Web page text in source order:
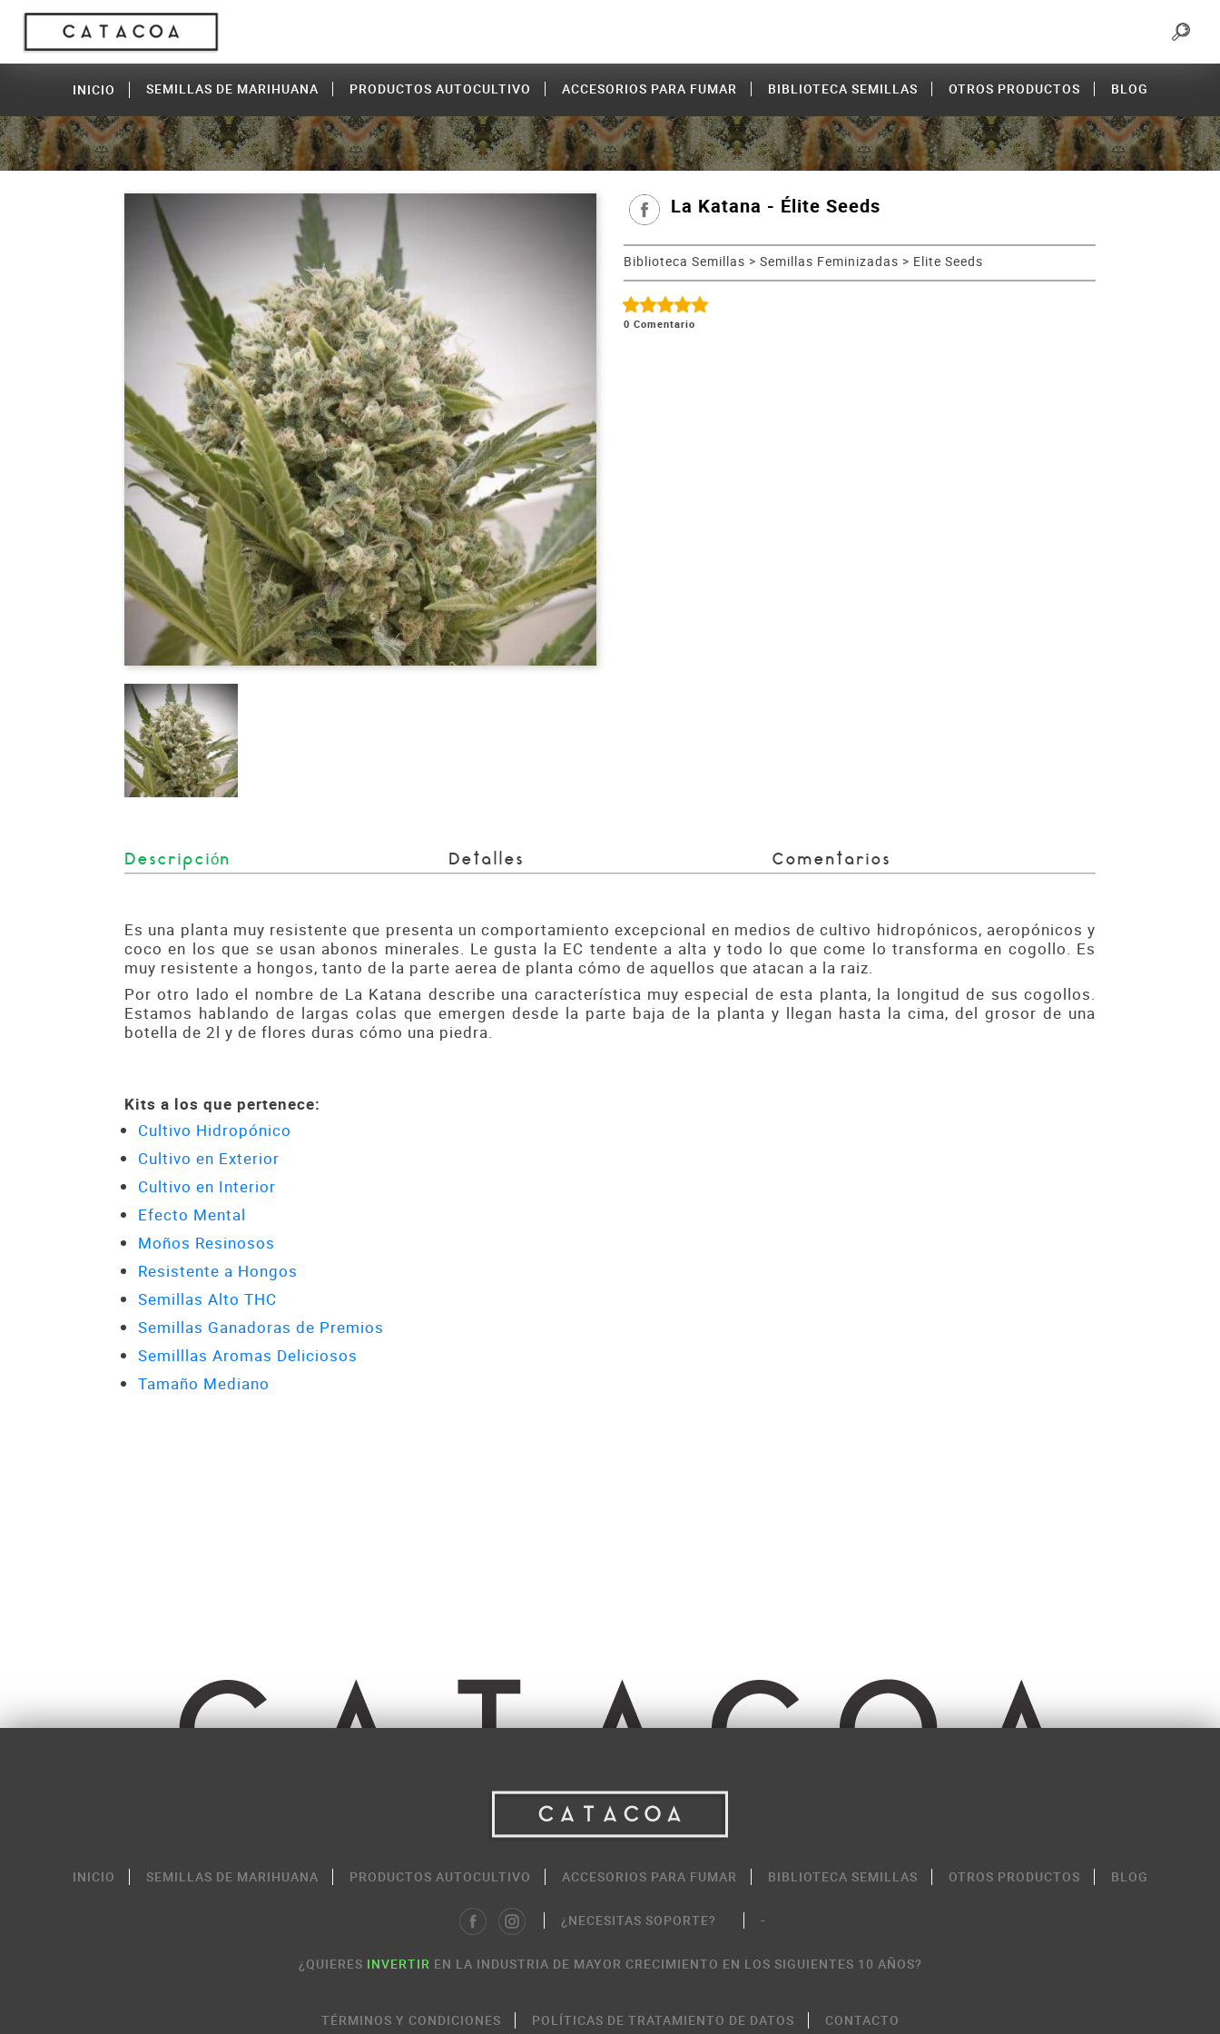
INICIO SEMILLAS DE MARIHUANA PRODUCTOS AUTOCULTIVO ACCESORIOS PARA FUMAR BIBLIOTECA SEMILLAS OTROS PRODUCTOS BLOG
La Katana - Élite Seeds
Biblioteca Semillas > Semillas Feminizadas > Elite Seeds
0 Comentario
Descripción Detalles Comentarios
Es una planta muy resistente que presenta un comportamiento excepcional en medios de cultivo hidropónicos, aeropónicos y
coco en los que se usan abonos minerales. Le gusta la EC tendente a alta y todo lo que come lo transforma en cogollo. Es
muy resistente a hongos, tanto de la parte aerea de planta cómo de aquellos que atacan a la raiz.
Por otro lado el nombre de La Katana describe una característica muy especial de esta planta, la longitud de sus cogollos.
Estamos hablando de largas colas que emergen desde la parte baja de la planta y llegan hasta la cima, del grosor de una
botella de 2l y de flores duras cómo una piedra.
Kits a los que pertenece:
Cultivo Hidropónico
Cultivo en Exterior
Cultivo en Interior
Efecto Mental
Moños Resinosos
Resistente a Hongos
Semillas Alto THC
Semillas Ganadoras de Premios
Semilllas Aromas Deliciosos
Tamaño Mediano
INICIO SEMILLAS DE MARIHUANA PRODUCTOS AUTOCULTIVO ACCESORIOS PARA FUMAR BIBLIOTECA SEMILLAS OTROS PRODUCTOS BLOG
¿NECESITAS SOPORTE? -
¿QUIERES INVERTIR EN LA INDUSTRIA DE MAYOR CRECIMIENTO EN LOS SIGUIENTES 10 AÑOS?
TÉRMINOS Y CONDICIONES POLÍTICAS DE TRATAMIENTO DE DATOS CONTACTO